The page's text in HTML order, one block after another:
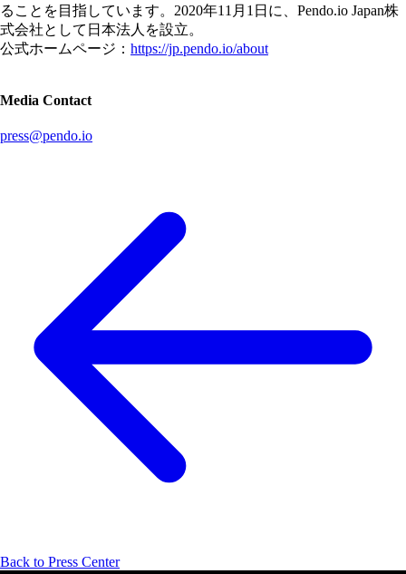
ることを目指しています。2020年11月1日に、Pendo.io Japan株
式会社として日本法人を設立。
公式ホームページ： https://jp.pendo.io/about
Media Contact
press@pendo.io
Back to Press Center